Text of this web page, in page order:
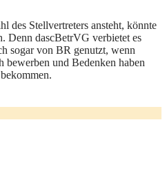
des Stellvertreters ansteht, könnte
Denn dascBetrVG verbietet es
sogar von BR genutzt, wenn
bewerben und Bedenken haben